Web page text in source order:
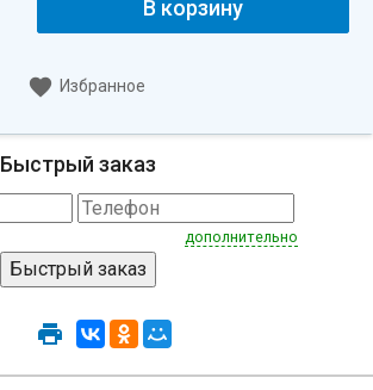
В корзину
Избранное
Быстрый заказ
дополнительно